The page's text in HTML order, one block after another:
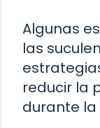
Algunas
las
reducir la
durante la